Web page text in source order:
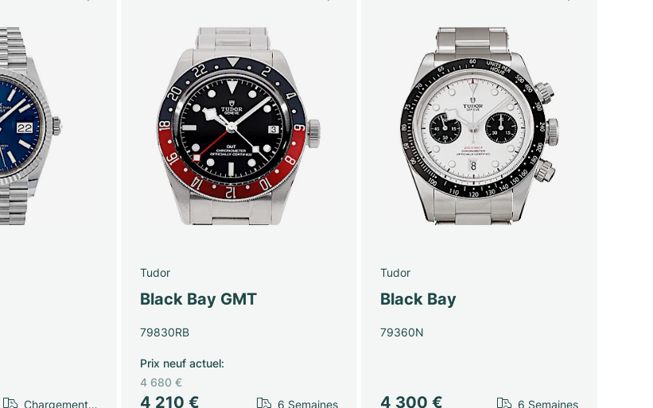
Chargement…
Tudor
Black Bay GMT
79830RB
4 210 €
Prix neuf actuel:
4 680 €
6 Semaines
Tudor
Black Bay
79360N
4 300 € 6 Semaines